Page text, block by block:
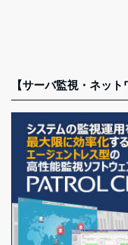
【サーバ監視・ネッ